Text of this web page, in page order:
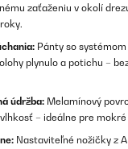
zaťaženiu v okolí
Pánty so
plynulo a potichu –
údržba: Melamínový
– ideálne pre
Nastaviteľné nožičky z